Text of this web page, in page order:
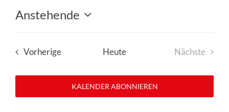
Anstehende
VorherigeVeranstaltungen
Heute
Nächste
KALENDER ABONNIEREN